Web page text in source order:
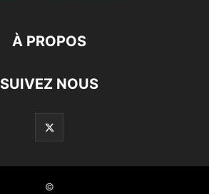
À PROPOS
SUIVEZ NOUS
©